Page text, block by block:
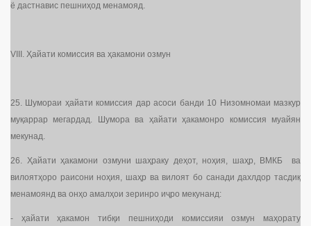
ё дастнавис пешниҳод менамояд.
VIII. Ҳайати комиссия ва ҳакамони озмун
25. Шумораи ҳайати комиссия дар асоси банди 10 Низомномаи мазкур
муқаррар мегардад. Шумора ва ҳайати ҳакамонро комиссия муайян
мекунад.
26. Ҳайати ҳакамони озмуни шаҳраку деҳот, ноҳия, шаҳр, ВМКБ ва
вилоятҳоро раисони ноҳия, шаҳр ва вилоят бо санади дахлдор тасдиқ
менамоянд ва онҳо амалҳои зеринро иҷро мекунанд:
- ҳайати ҳакамон тибқи пешниҳоди комиссияи озмун маҳорату